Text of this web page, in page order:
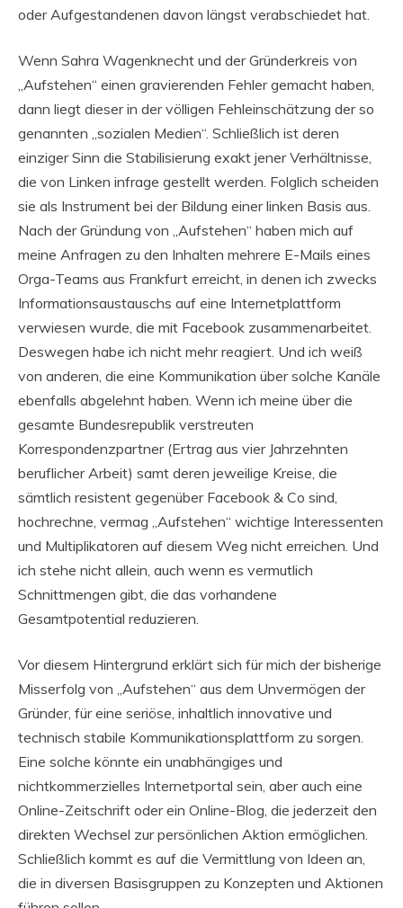
oder Aufgestandenen davon längst verabschiedet hat.
Wenn Sahra Wagenknecht und der Gründerkreis von
„Aufstehen“ einen gravierenden Fehler gemacht haben,
dann liegt dieser in der völligen Fehleinschätzung der so
genannten „sozialen Medien“. Schließlich ist deren
einziger Sinn die Stabilisierung exakt jener Verhältnisse,
die von Linken infrage gestellt werden. Folglich scheiden
sie als Instrument bei der Bildung einer linken Basis aus.
Nach der Gründung von „Aufstehen“ haben mich auf
meine Anfragen zu den Inhalten mehrere E-Mails eines
Orga-Teams aus Frankfurt erreicht, in denen ich zwecks
Informationsaustauschs auf eine Internetplattform
verwiesen wurde, die mit Facebook zusammenarbeitet.
Deswegen habe ich nicht mehr reagiert. Und ich weiß
von anderen, die eine Kommunikation über solche Kanäle
ebenfalls abgelehnt haben. Wenn ich meine über die
gesamte Bundesrepublik verstreuten
Korrespondenzpartner (Ertrag aus vier Jahrzehnten
beruflicher Arbeit) samt deren jeweilige Kreise, die
sämtlich resistent gegenüber Facebook & Co sind,
hochrechne, vermag „Aufstehen“ wichtige Interessenten
und Multiplikatoren auf diesem Weg nicht erreichen. Und
ich stehe nicht allein, auch wenn es vermutlich
Schnittmengen gibt, die das vorhandene
Gesamtpotential reduzieren.
Vor diesem Hintergrund erklärt sich für mich der bisherige
Misserfolg von „Aufstehen“ aus dem Unvermögen der
Gründer, für eine seriöse, inhaltlich innovative und
technisch stabile Kommunikationsplattform zu sorgen.
Eine solche könnte ein unabhängiges und
nichtkommerzielles Internetportal sein, aber auch eine
Online-Zeitschrift oder ein Online-Blog, die jederzeit den
direkten Wechsel zur persönlichen Aktion ermöglichen.
Schließlich kommt es auf die Vermittlung von Ideen an,
die in diversen Basisgruppen zu Konzepten und Aktionen